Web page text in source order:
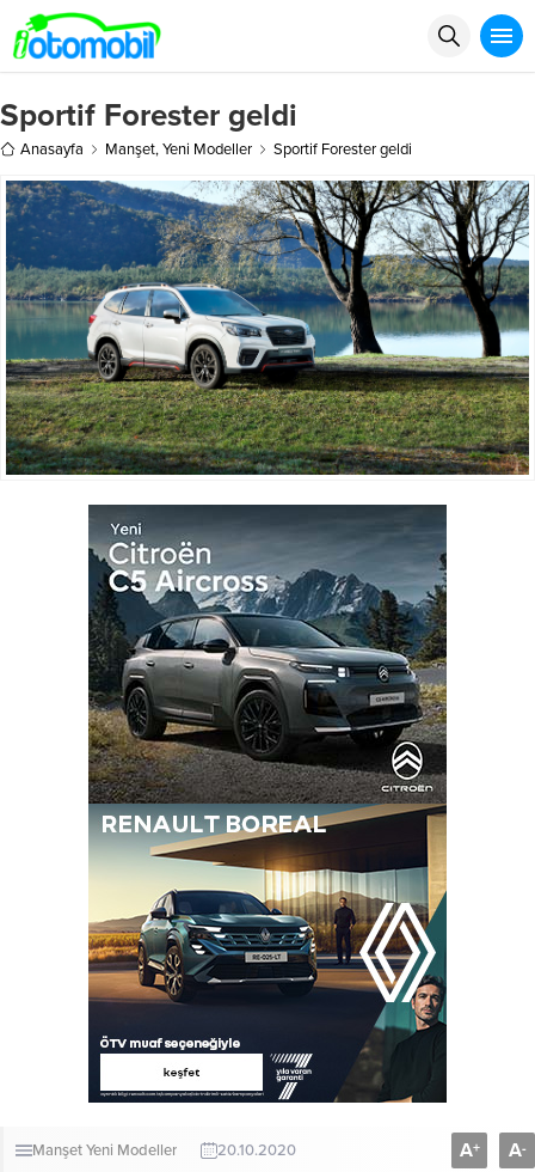
Sportif Forester geldi
Anasayfa Manşet,Yeni Modeller Sportif Forester geldi
ManşetYeni Modeller 20.10.2020 A+ A-